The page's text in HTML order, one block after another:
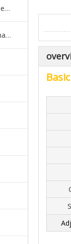
Serie de camiones americanos, europeos y japoneses
Piezas de repuesto para maquinaria de ingeniería de camiones mineros